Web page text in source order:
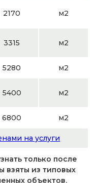
2170 м2
3315 м2
5280 м2
5400 м2
6800 м2
на услуги
только после
взяты из типовых
объектов.